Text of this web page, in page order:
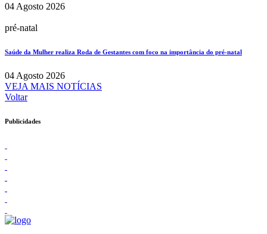
04 Agosto 2026
pré-natal
Saúde da Mulher realiza Roda de Gestantes com foco na importância do pré-natal
04 Agosto 2026
VEJA MAIS NOTÍCIAS
Voltar
Publicidades